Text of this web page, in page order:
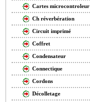
Cartes microcontroleur
Ch réverbération
Circuit imprimé
Coffret
Condensateur
Connectique
Cordons
Décolletage